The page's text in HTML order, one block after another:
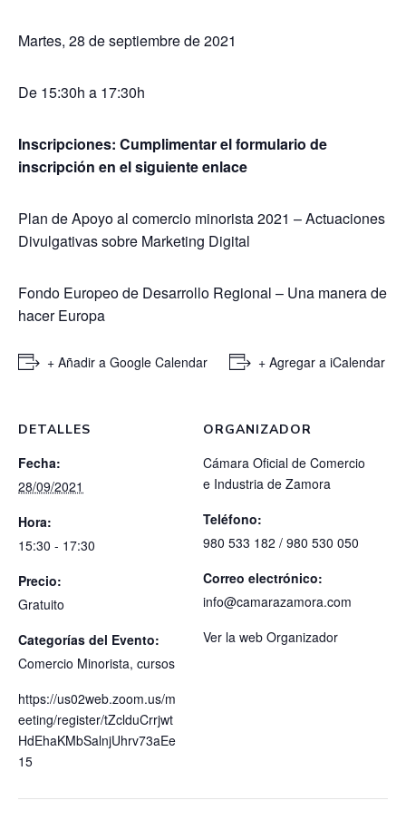
Martes, 28 de septiembre de 2021
De 15:30h a 17:30h
Inscripciones: Cumplimentar el formulario de
inscripción en el siguienteenlace
Plan de Apoyo al comercio minorista 2021 – Actuaciones
Divulgativas sobre Marketing Digital
Fondo Europeo de Desarrollo Regional – Una manera de
hacer Europa
+ Añadir a Google Calendar + Agregar a iCalendar
DETALLES
Fecha:
28/09/2021
Hora:
15:30 - 17:30
Precio:
Gratuito
Categorías del Evento:
Comercio Minorista, cursos
https://us02web.zoom.us/m
eeting/register/tZclduCrrjwt
HdEhaKMbSalnjUhrv73aEe
15
ORGANIZADOR
Cámara Oficial de Comercio
e Industria de Zamora
Teléfono:
980 533 182 / 980 530 050
Correo electrónico:
info@camarazamora.com
Ver la web Organizador